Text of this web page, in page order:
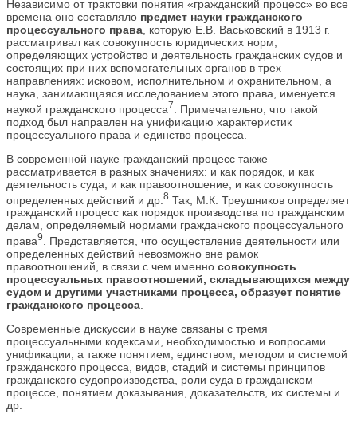
Независимо от трактовки понятия «гражданский процесс» во все
времена оно составляло предмет науки гражданского
процессуального права , которую Е.В. Васьковский в 1913 г.
рассматривал как совокупность юридических норм,
определяющих устройство и деятельность гражданских судов и
состоящих при них вспомогательных органов в трех
направлениях: исковом, исполнительном и охранительном, а
наука, занимающаяся исследованием этого права, именуется
наукой гражданского процесса7
. Примечательно, что такой
подход был направлен на унификацию характеристик
процессуального права и единство процесса.
В современной науке гражданский процесс также
рассматривается в разных значениях: и как порядок, и как
деятельность суда, и как правоотношение, и как совокупность
определенных действий и др. 8 Так, М.К. Треушников определяет
гражданский процесс как порядок производства по гражданским
делам, определяемый нормами гражданского процессуального
права9
. Представляется, что осуществление деятельности или
определенных действий невозможно вне рамок
правоотношений, в связи с чем именно совокупность
процессуальных правоотношений, складывающихся между
судом и другими участниками процесса, образует понятие
гражданского процесса
Современные дискуссии в науке связаны с тремя
процессуальными кодексами, необходимостью и вопросами
унификации, а также понятием, единством, методом и системой
гражданского процесса, видов, стадий и системы принципов
гражданского судопроизводства, роли суда в гражданском
процессе, понятием доказывания, доказательств, их системы и
др.